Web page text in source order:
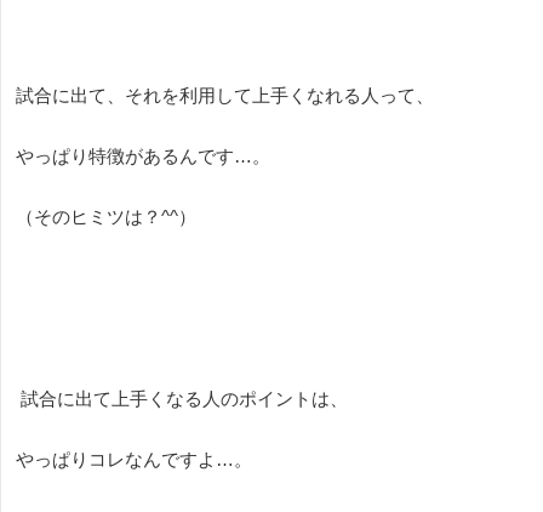
試合に出て、それを利用して上手くなれる人って、
やっぱり特徴があるんです…。
（そのヒミツは？ ^^）
試合に出て上手くなる人のポイントは、
やっぱりコレなんですよ…。